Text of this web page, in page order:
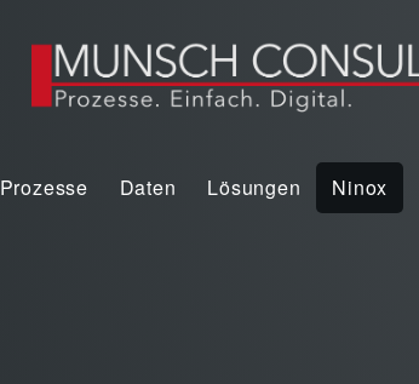
Prozesse Daten Lösungen Ninox